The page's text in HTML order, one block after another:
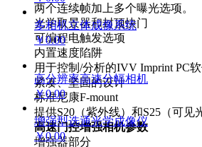
两个连续帧加上多个曝光选项。
光学取景器和封顶快门
可编程电触发选项
内置速度陷阱
用于控制/分析的IVV Imprint PC
紧凑、坚固的设计
标准尼康F-mount
提供S20（紫外线）和S25（可见
高速门控增强相机参数
增强器部分
多相机立体成像系统
￥0.00
高分辨率高速分幅相机
￥0.00
增强型选通光学成像仪
￥0.00